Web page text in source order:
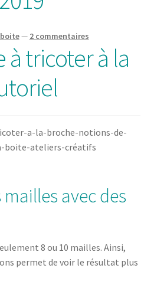
— 2 commentaires
tricoter à la
mailles avec des
8 ou 10 mailles. Ainsi,
permet de voir le résultat plus